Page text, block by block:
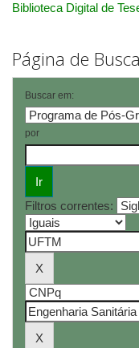
Biblioteca Digital de
Página de Busca
Buscar em:
por
Filtros correntes: